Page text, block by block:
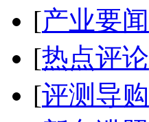
[产业要闻
[热点评论
[评测导购